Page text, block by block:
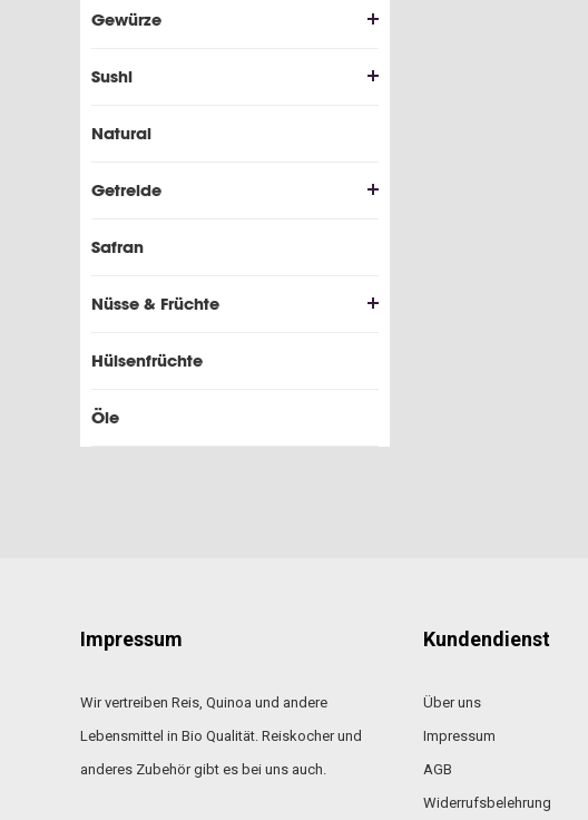
Gewürze
Sushi
Natural
Getreide
Safran
Nüsse & Früchte
Hülsenfrüchte
Öle
Impressum
Wir vertreiben Reis, Quinoa und andere
Lebensmittel in Bio Qualität. Reiskocher und
anderes Zubehör gibt es bei uns auch.
Kundendienst
Über uns
Impressum
AGB
Widerrufsbelehrung